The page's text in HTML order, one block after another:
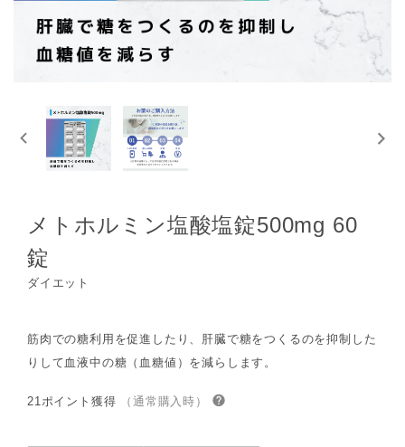
メトホルミン塩酸塩錠500mg 60
錠
ダイエット
筋肉での糖利用を促進したり、肝臓で糖をつくるのを抑制した
りして血液中の糖（血糖値）を減らします。
21ポイント獲得 （通常購入時）